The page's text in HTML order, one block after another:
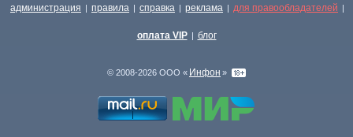
администрация | правила | справка | реклама | для правообладателей |
оплата VIP | блог
© 2008-2026 ООО « Инфон »